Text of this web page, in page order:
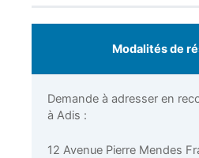
Modalités de
Demande à adresser en
à Adis :
12 Avenue Pierre Mendes